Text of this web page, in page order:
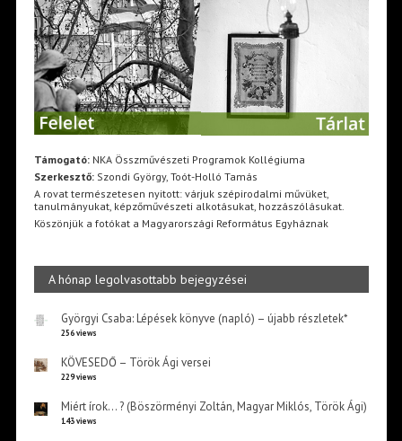
Támogató:NKA Összművészeti Programok Kollégiuma
Szerkesztő:Szondi György, Toót-Holló Tamás
A rovat természetesen nyitott: várjuk szépirodalmi művüket,
tanulmányukat, képzőművészeti alkotásukat, hozzászólásukat.
Köszönjük a fotókat a Magyarországi Református Egyháznak
A hónap legolvasottabb bejegyzései
Györgyi Csaba: Lépések könyve (napló) – újabb részletek*
256 views
KÖVESEDŐ – Török Ági versei
229 views
Miért írok… ? (Böszörményi Zoltán, Magyar Miklós, Török Ági)
143 views